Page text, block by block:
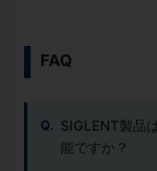
FAQ
SIGLENT製品
能ですか？